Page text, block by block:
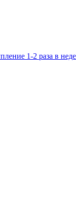
1-2 раза в